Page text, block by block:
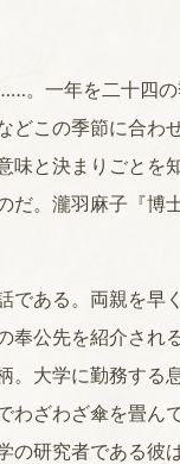
。一年を二十四
どこの季節に合わ
味と決まりごとを
だ。瀧羽麻子『博
ある。両親を早
奉公先を紹介され
。大学に勤務する
わざわざ傘を畳ん
の研究者である彼